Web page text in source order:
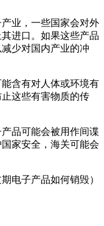
业，一些国家会对外
进口。如果这些产品
少对国内产业的冲
含有对人体或环境有
这些有害物质的传
品可能会被用作间谍
家安全，海关可能会